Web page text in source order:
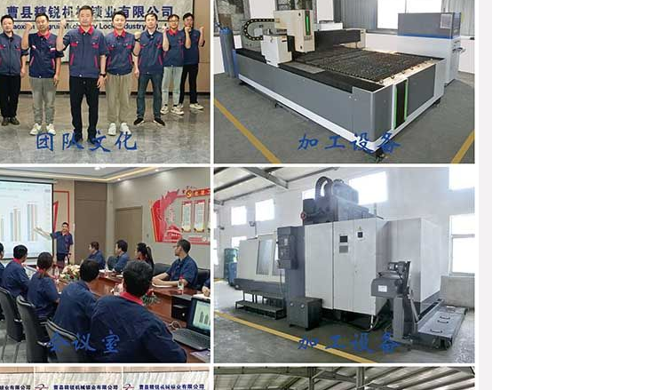
JRX-67A自动锁芯多孔位铆钉机 JRQ-147-2自动锌合金锁壳组合机
JZ-4R自动锁芯扩孔机 JZ-31B自动锁舌铣边机